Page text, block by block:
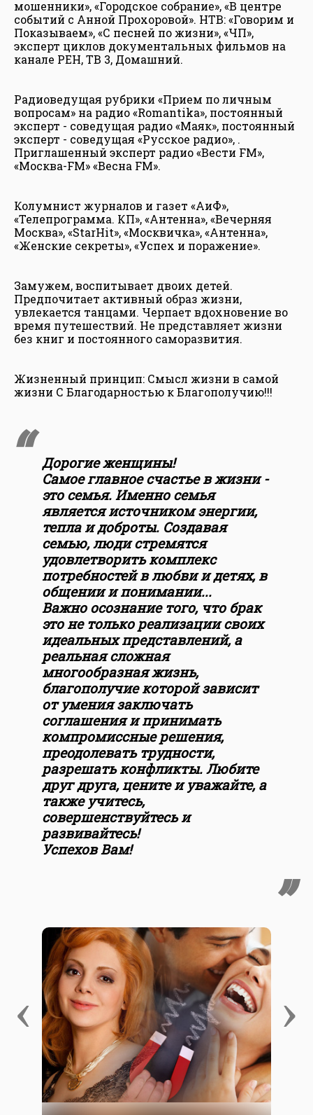
мошенники», «Городское собрание», «В центре
событий с Анной Прохоровой». НТВ: «Говорим и
Показываем», «С песней по жизни», «ЧП»,
эксперт циклов документальных фильмов на
канале РЕН, ТВ 3, Домашний.
Радиоведущая рубрики «Прием по личным
вопросам» на радио «Romantika», постоянный
эксперт - соведущая радио «Маяк», постоянный
эксперт - соведущая «Русское радио», .
Приглашенный эксперт радио «Вести FM»,
«Москва-FM» «Весна FM».
Колумнист журналов и газет «АиФ»,
«Телепрограмма. КП», «Антенна», «Вечерняя
Москва», «StarHit», «Москвичка», «Антенна»,
«Женские секреты», «Успех и поражение».
Замужем, воспитывает двоих детей.
Предпочитает активный образ жизни,
увлекается танцами. Черпает вдохновение во
время путешествий. Не представляет жизни
без книг и постоянного саморазвития.
Жизненный принцип: Смысл жизни в самой
жизни С Благодарностью к Благополучию!!!
Дорогие женщины!
Самое главное счастье в жизни -
это семья. Именно семья
является источником энергии,
тепла и доброты. Создавая
семью, люди стремятся
удовлетворить комплекс
потребностей в любви и детях, в
общении и понимании...
Важно осознание того, что брак
это не только реализации своих
идеальных представлений, а
реальная сложная
многообразная жизнь,
благополучие которой зависит
от умения заключать
соглашения и принимать
компромиссные решения,
преодолевать трудности,
разрешать конфликты. Любите
друг друга, цените и уважайте, а
также учитесь,
совершенствуйтесь и
развивайтесь!
Успехов Вам!
‹ ›